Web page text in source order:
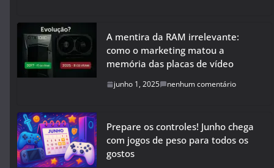
A mentira da RAM irrelevante:
como o marketing matou a
memória das placas de vídeo
junho 1, 2025 nenhum comentário
Prepare os controles! Junho chega
com jogos de peso para todos os
gostos